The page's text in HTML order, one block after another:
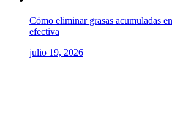
Cómo eliminar grasas acumuladas
efectiva
julio 19, 2026